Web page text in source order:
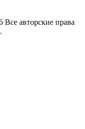
авторские права